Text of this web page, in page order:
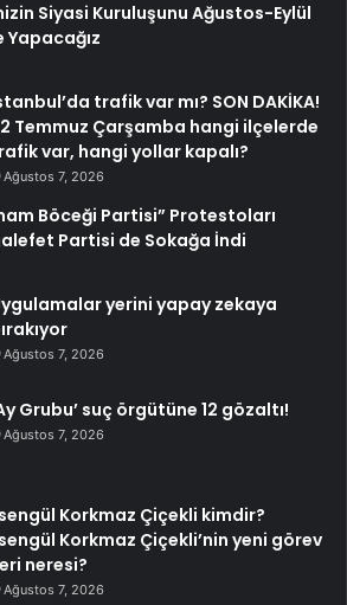
Siyasi Kuruluşunu Ağustos-Eylül
Yapacağız
trafik var mı? SON DAKİKA!
Temmuz Çarşamba hangi ilçelerde
var, hangi yollar kapalı?
Ağustos 7, 2026
Böceği Partisi” Protestoları
Partisi de Sokağa İndi
yerini yapay zekaya
Ağustos 7, 2026
Grubu’ suç örgütüne 12 gözaltı!
Ağustos 7, 2026
Korkmaz Çiçekli kimdir?
Korkmaz Çiçekli’nin yeni görev
neresi?
Ağustos 7, 2026